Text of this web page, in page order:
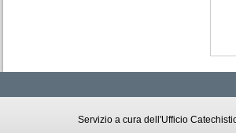
Servizio a cura dell'Ufficio